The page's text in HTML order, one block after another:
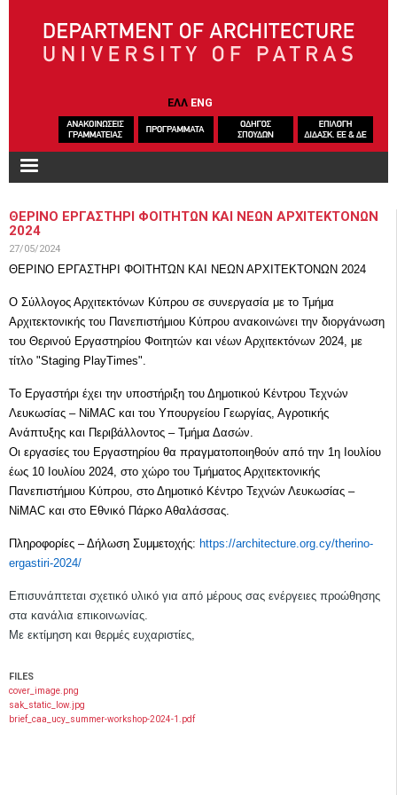
ΕΛΛ ENG
ΘΕΡΙΝΟ ΕΡΓΑΣΤΗΡΙ ΦΟΙΤΗΤΩΝ ΚΑΙ ΝΕΩΝ ΑΡΧΙΤΕΚΤΟΝΩΝ
2024
27/05/2024
ΘΕΡΙΝΟ ΕΡΓΑΣΤΗΡΙ ΦΟΙΤΗΤΩΝ ΚΑΙ ΝΕΩΝ ΑΡΧΙΤΕΚΤΟΝΩΝ 2024
Ο Σύλλογος Αρχιτεκτόνων Κύπρου σε συνεργασία με το Τμήμα
Αρχιτεκτονικής του Πανεπιστήμιου Κύπρου ανακοινώνει την διοργάνωση
του Θερινού Εργαστηρίου Φοιτητών και νέων Αρχιτεκτόνων 2024, με
τίτλο "Staging PlayTimes".
Το Εργαστήρι έχει την υποστήριξη του Δημοτικού Κέντρου Τεχνών
Λευκωσίας – NiMAC και του Υπουργείου Γεωργίας, Αγροτικής
Ανάπτυξης και Περιβάλλοντος – Τμήμα Δασών.
Οι εργασίες του Εργαστηρίου θα πραγματοποιηθούν από την 1η Ιουλίου
έως 10 Ιουλίου 2024, στο χώρο του Τμήματος Αρχιτεκτονικής
Πανεπιστήμιου Κύπρου, στο Δημοτικό Κέντρο Τεχνών Λευκωσίας –
NiMAC και στο Εθνικό Πάρκο Αθαλάσσας.
Πληροφορίες – Δήλωση Συμμετοχής: https://architecture.org.cy/therino-
ergastiri-2024/
Επισυνάπτεται σχετικό υλικό για από μέρους σας ενέργειες προώθησης
στα κανάλια επικοινωνίας.
Με εκτίμηση και θερμές ευχαριστίες,
FILES
cover_image.png
sak_static_low.jpg
brief_caa_ucy_summer-workshop-2024-1.pdf